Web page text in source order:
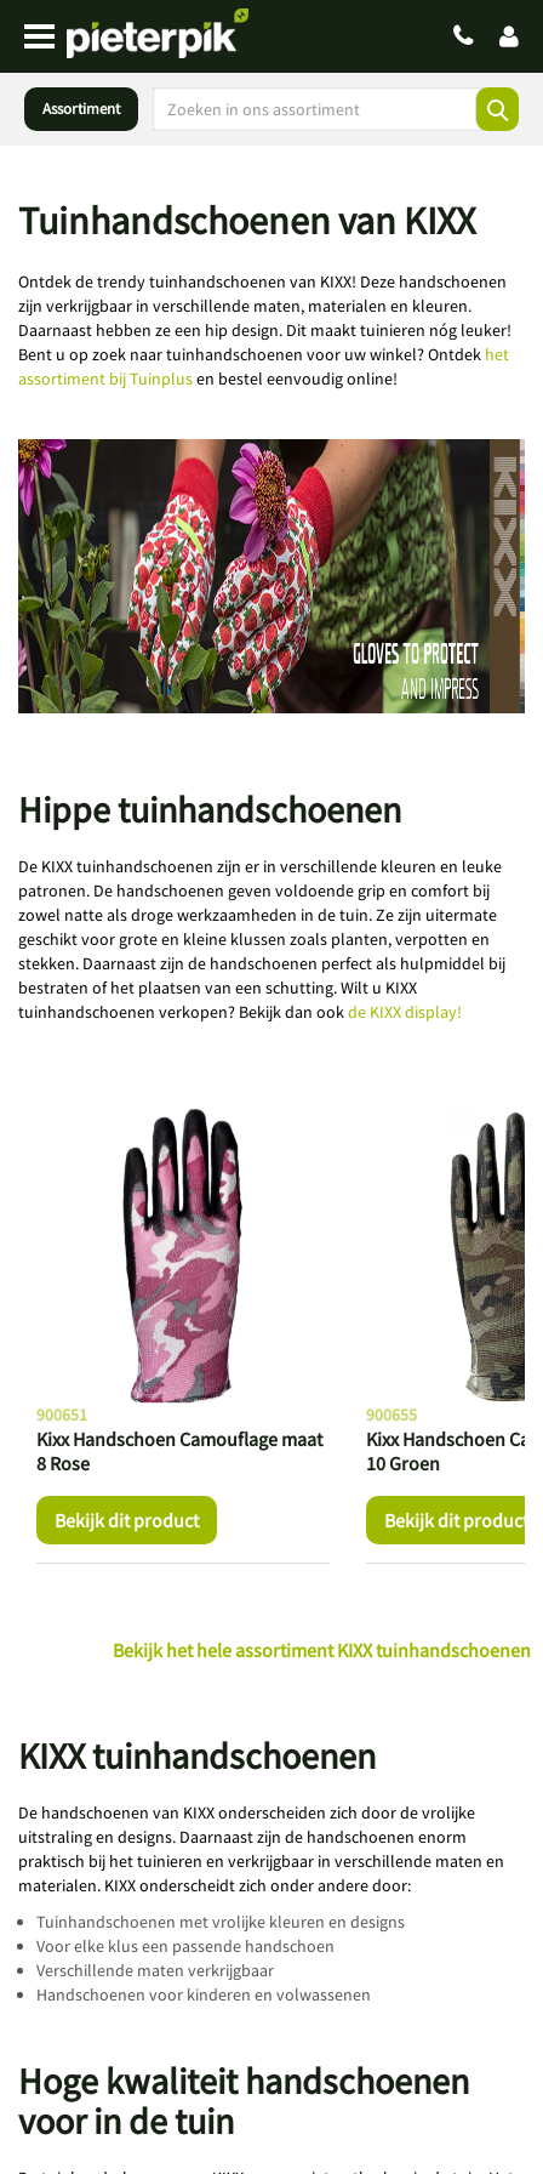
Assortiment
Tuinhandschoenen van KIXX
Ontdek de trendy tuinhandschoenen van KIXX! Deze handschoenen
zijn verkrijgbaar in verschillende maten, materialen en kleuren.
Daarnaast hebben ze een hip design. Dit maakt tuinieren nóg leuker!
Bent u op zoek naar tuinhandschoenen voor uw winkel? Ontdek het
assortiment bij Tuinplusen bestel eenvoudig online!
Hippe tuinhandschoenen
De KIXX tuinhandschoenen zijn er in verschillende kleuren en leuke
patronen. De handschoenen geven voldoende grip en comfort bij
zowel natte als droge werkzaamheden in de tuin. Ze zijn uitermate
geschikt voor grote en kleine klussen zoals planten, verpotten en
stekken. Daarnaast zijn de handschoenen perfect als hulpmiddel bij
bestraten of het plaatsen van een schutting. Wilt u KIXX
tuinhandschoenen verkopen? Bekijk dan ookde KIXX display!
Kixx Handschoen Camouflage maat
8 Rose
900651
Bekijk dit product
Kixx Handschoen
10 Groen
900655
Bekijk dit product
Bekijk het hele assortiment KIXX tuinhandschoenen
KIXX tuinhandschoenen
De handschoenen van KIXX onderscheiden zich door de vrolijke
uitstraling en designs. Daarnaast zijn de handschoenen enorm
praktisch bij het tuinieren en verkrijgbaar in verschillende maten en
materialen. KIXX onderscheidt zich onder andere door:
Tuinhandschoenen met vrolijke kleuren en designs
Voor elke klus een passende handschoen
Verschillende maten verkrijgbaar
Handschoenen voor kinderen en volwassenen
Hoge kwaliteit handschoenen
voor in de tuin